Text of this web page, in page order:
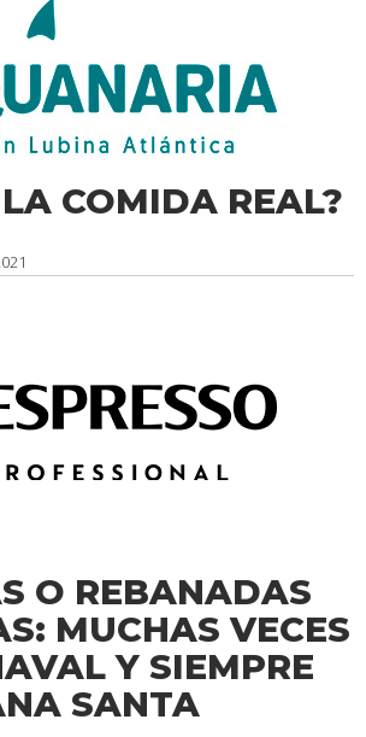
COMIDA REAL?
O REBANADAS
MUCHAS VECES
Y SIEMPRE
SANTA